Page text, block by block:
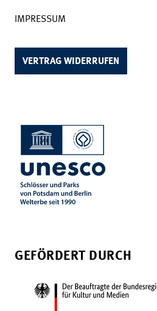
IMPRESSUM
VERTRAG WIDERRUFEN
GEFÖRDERT DURCH